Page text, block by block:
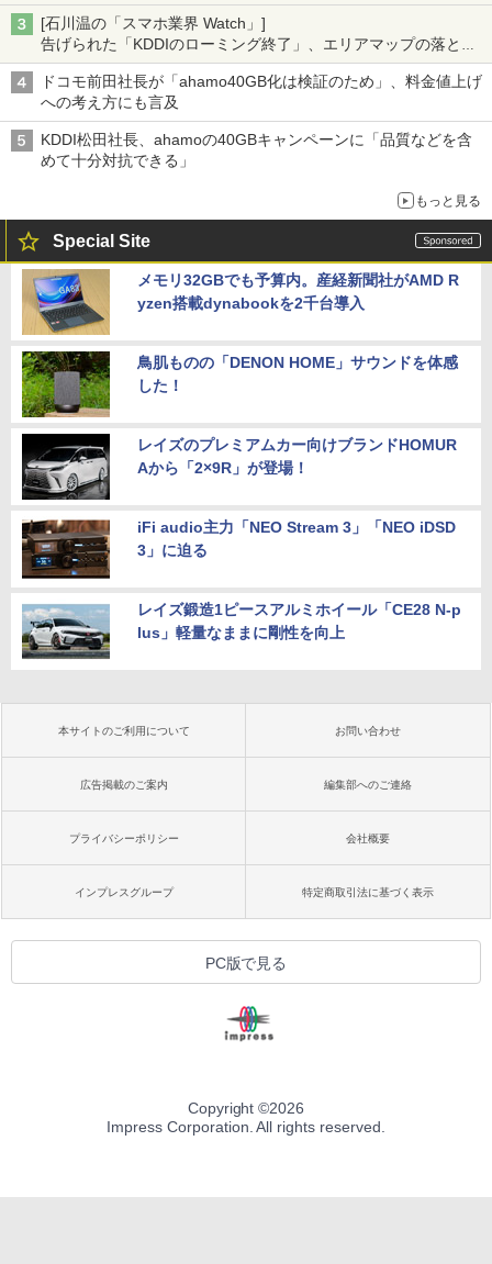
[石川温の「スマホ業界 Watch」]
告げられた「KDDIのローミング終了」、エリアマップの落とし
穴と楽天モバイルの課題
ドコモ前田社長が「ahamo40GB化は検証のため」、料金値上げ
への考え方にも言及
KDDI松田社長、ahamoの40GBキャンペーンに「品質などを含
めて十分対抗できる」
もっと見る
Special Site
メモリ32GBでも予算内。産経新聞社がAMD R
yzen搭載dynabookを2千台導入
鳥肌ものの「DENON HOME」サウンドを体感
した！
レイズのプレミアムカー向けブランドHOMUR
Aから「2×9R」が登場！
iFi audio主力「NEO Stream 3」「NEO iDSD
3」に迫る
レイズ鍛造1ピースアルミホイール「CE28 N-p
lus」軽量なままに剛性を向上
本サイトのご利用について お問い合わせ
広告掲載のご案内 編集部へのご連絡
プライバシーポリシー 会社概要
インプレスグループ 特定商取引法に基づく表示
PC版で見る
Copyright ©2026
Impress Corporation. All rights reserved.